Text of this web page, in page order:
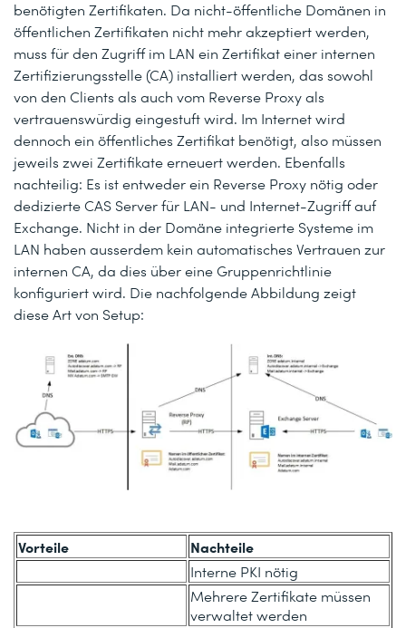
benötigten Zertifikaten. Da nicht-öffentliche Domänen in
öffentlichen Zertifikaten nicht mehr akzeptiert werden,
muss für den Zugriff im LAN ein Zertifikat einer internen
Zertifizierungsstelle (CA) installiert werden, das sowohl
von den Clients als auch vom Reverse Proxy als
vertrauenswürdig eingestuft wird. Im Internet wird
dennoch ein öffentliches Zertifikat benötigt, also müssen
jeweils zwei Zertifikate erneuert werden. Ebenfalls
nachteilig: Es ist entweder ein Reverse Proxy nötig oder
dedizierte CAS Server für LAN- und Internet-Zugriff auf
Exchange. Nicht in der Domäne integrierte Systeme im
LAN haben ausserdem kein automatisches Vertrauen zur
internen CA, da dies über eine Gruppenrichtlinie
konfiguriert wird. Die nachfolgende Abbildung zeigt
diese Art von Setup:
Vorteile Nachteile
Interne PKI nötig
Mehrere Zertifikate müssen
verwaltet werden